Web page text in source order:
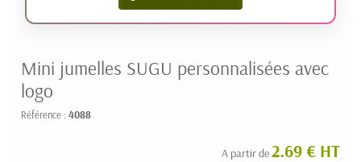
Mini jumelles SUGU personnalisées avec
logo
Référence : 4088
A partir de2.69 € HT